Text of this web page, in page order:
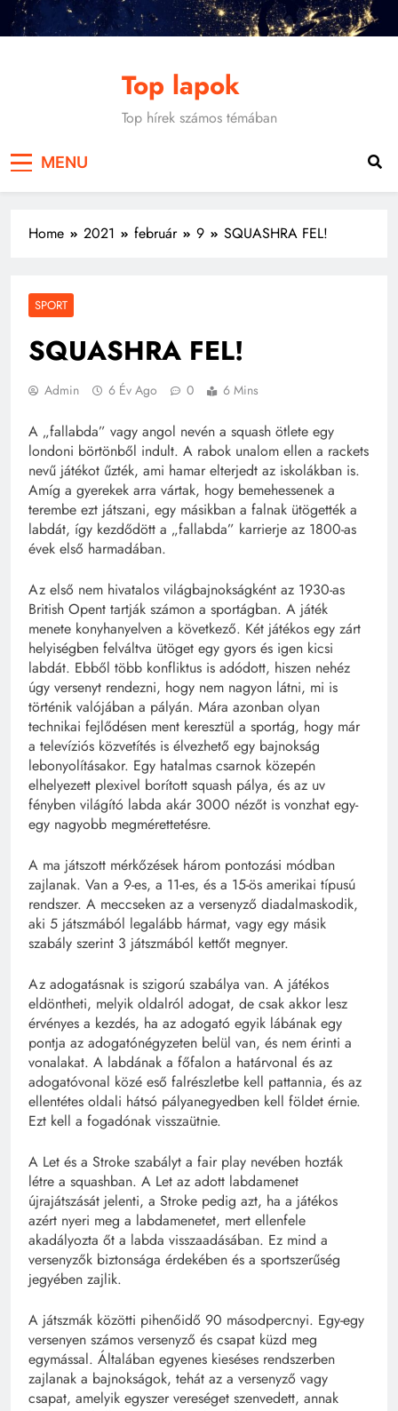
Skip
Top lapok
Top hírek számos témában
MENU
Home 2021 február 9 SQUASHRA FEL!
SPORT
SQUASHRA FEL!
Admin 6 Év Ago 0 6 Mins
A „fallabda” vagy angol nevén a squash ötlete egy
londoni börtönből indult. A rabok unalom ellen a rackets
nevű játékot űzték, ami hamar elterjedt az iskolákban is.
Amíg a gyerekek arra vártak, hogy bemehessenek a
terembe ezt játszani, egy másikban a falnak ütögették a
labdát, így kezdődött a „fallabda” karrierje az 1800-as
évek első harmadában.
Az első nem hivatalos világbajnokságként az 1930-as
British Opent tartják számon a sportágban. A játék
menete konyhanyelven a következő. Két játékos egy zárt
helyiségben felváltva ütöget egy gyors és igen kicsi
labdát. Ebből több konfliktus is adódott, hiszen nehéz
úgy versenyt rendezni, hogy nem nagyon látni, mi is
történik valójában a pályán. Mára azonban olyan
technikai fejlődésen ment keresztül a sportág, hogy már
a televíziós közvetítés is élvezhető egy bajnokság
lebonyolításakor. Egy hatalmas csarnok közepén
elhelyezett plexivel borított squash pálya, és az uv
fényben világító labda akár 3000 nézőt is vonzhat egy-
egy nagyobb megmérettetésre.
A ma játszott mérkőzések három pontozási módban
zajlanak. Van a 9-es, a 11-es, és a 15-ös amerikai típusú
rendszer. A meccseken az a versenyző diadalmaskodik,
aki 5 játszmából legalább hármat, vagy egy másik
szabály szerint 3 játszmából kettőt megnyer.
Az adogatásnak is szigorú szabálya van. A játékos
eldöntheti, melyik oldalról adogat, de csak akkor lesz
érvényes a kezdés, ha az adogató egyik lábának egy
pontja az adogatónégyzeten belül van, és nem érinti a
vonalakat. A labdának a főfalon a határvonal és az
adogatóvonal közé eső falrészletbe kell pattannia, és az
ellentétes oldali hátsó pályanegyedben kell földet érnie.
Ezt kell a fogadónak visszaütnie.
A Let és a Stroke szabályt a fair play nevében hozták
létre a squashban. A Let az adott labdamenet
újrajátszását jelenti, a Stroke pedig azt, ha a játékos
azért nyeri meg a labdamenetet, mert ellenfele
akadályozta őt a labda visszaadásában. Ez mind a
versenyzők biztonsága érdekében és a sportszerűség
jegyében zajlik.
A játszmák közötti pihenőidő 90 másodpercnyi. Egy-egy
versenyen számos versenyző és csapat küzd meg
egymással. Általában egyenes kieséses rendszerben
zajlanak a bajnokságok, tehát az a versenyző vagy
csapat, amelyik egyszer vereséget szenvedett, annak